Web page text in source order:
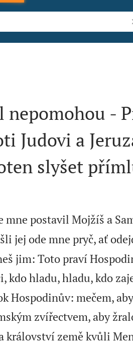
-
Judovi a
slyšet
mne postavil Mojžíš a
jej ode mne pryč, ať
jim: Toto praví
kdo hladu, hladu, kdo
Hospodinův: mečem,
zvířectvem, aby
království země kvůli